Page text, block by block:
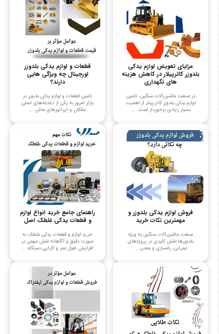
مزایای تعویض لوازم یدکی
بلدوزر کاترپیلار در کاهش هزینه
های نگهداری
در صنعت ماشین‌آلات سنگین، تامین
لوازم یدکی بلدوزر کاترپیلار از اهمیت
بسیار زیادی برخوردار است. ...
قطعات و لوازم یدکی بلدوزر
اورجینال چه ویژگی هایی
دارند؟
تامین قطعات و لوازم یدکی بلدوزر در
بازار امروز به یکی از دغدغه‌های اصلی
مالکان و اپراتورهای ماش ...
فروش لوازم یدکی بلدوزر و
مهمترین نکات خرید
صنعت ماشین‌آلات سنگین به ویژه
بلدوزرها نقش کلیدی در پروژه‌های
عمرانی، راه‌سازی و معدن ...
راهنمای جامع خرید انواع لوازم
و قطعات یدکی غلطک اصل
خرید لوازم و قطعات یدکی غلطک به
صورت دقیق و آگاهانه نقش مهمی در
افزایش طول عمر و کارایی دستگاه‌ ...